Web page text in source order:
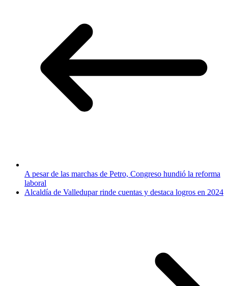
A pesar de las marchas de Petro, Congreso hundió la reforma
laboral
Alcaldía de Valledupar rinde cuentas y destaca logros en 2024